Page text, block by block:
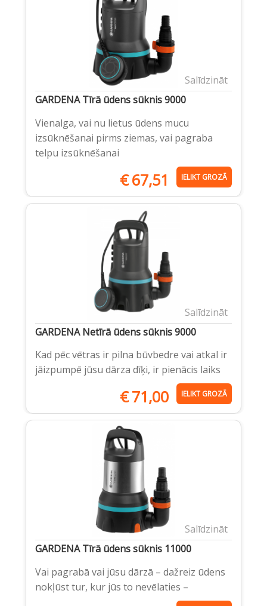
Salīdzināt
GARDENA Tīrā ūdens sūknis 9000
Vienalga, vai nu lietus ūdens mucu
izsūknēšanai pirms ziemas, vai pagraba
telpu izsūknēšanai
€67,51 IELIKT GROZĀ
Salīdzināt
GARDENA Netīrā ūdens sūknis 9000
Kad pēc vētras ir pilna būvbedre vai atkal ir
jāizpumpē jūsu dārza dīķi, ir pienācis laiks
€71,00 IELIKT GROZĀ
Salīdzināt
GARDENA Tīrā ūdens sūknis 11000
Vai pagrabā vai jūsu dārzā – dažreiz ūdens
nokļūst tur, kur jūs to nevēlaties –